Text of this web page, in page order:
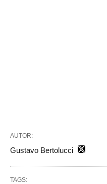
AUTOR:
Gustavo Bertolucci
TAGS: